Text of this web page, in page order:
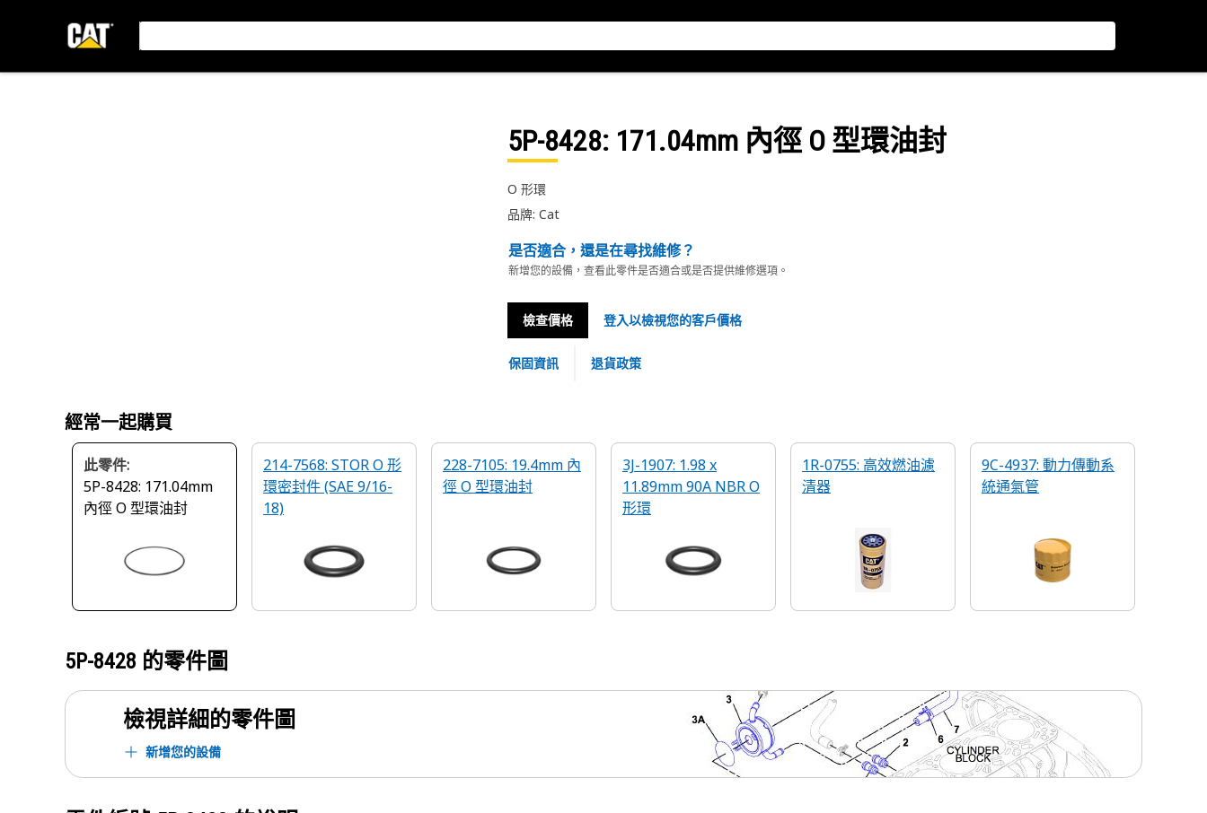
5P-8428: 171.04mm 內徑 O 型環油封
O 形環
品牌: Cat
是否適合，還是在尋找維修？
新增您的設備，查看此零件是否適合或是否提供維修選項。
檢查價格 登入以檢視您的客戶價格
保固資訊 退貨政策
經常一起購買
此零件:
5P-8428: 171.04mm
內徑 O 型環油封
214-7568: STOR O 形
環密封件 (SAE 9/16-
18)
228-7105: 19.4mm 內
徑 O 型環油封
3J-1907: 1.98 x
11.89mm 90A NBR O
形環
1R-0755: 高效燃油濾
清器
9C-4937: 動力傳動系
統通氣管
5P-8428 的零件圖
檢視詳細的零件圖
新增您的設備